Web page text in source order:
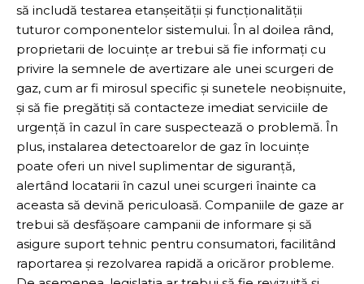
să includă testarea etanșeității și funcționalității
tuturor componentelor sistemului. În al doilea rând,
proprietarii de locuințe ar trebui să fie informați cu
privire la semnele de avertizare ale unei scurgeri de
gaz, cum ar fi mirosul specific și sunetele neobișnuite,
și să fie pregătiți să contacteze imediat serviciile de
urgență în cazul în care suspectează o problemă. În
plus, instalarea detectoarelor de gaz în locuințe
poate oferi un nivel suplimentar de siguranță,
alertând locatarii în cazul unei scurgeri înainte ca
aceasta să devină periculoasă. Companiile de gaze ar
trebui să desfășoare campanii de informare și să
asigure suport tehnic pentru consumatori, facilitând
raportarea și rezolvarea rapidă a oricăror probleme.